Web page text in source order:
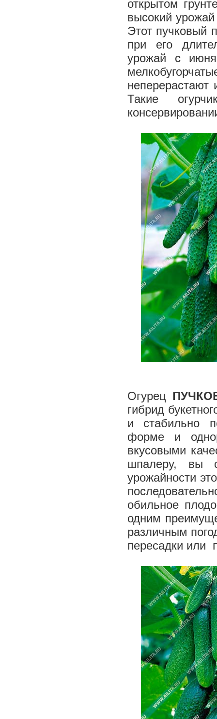
открытом
высокий
Этот пучковый
при его
урожай с
Такие
Огурец
гибрид
и стабильно
форме и
вкусовыми
шпалеру, вы
урожайности
обильное
одним
различным
пересадки или